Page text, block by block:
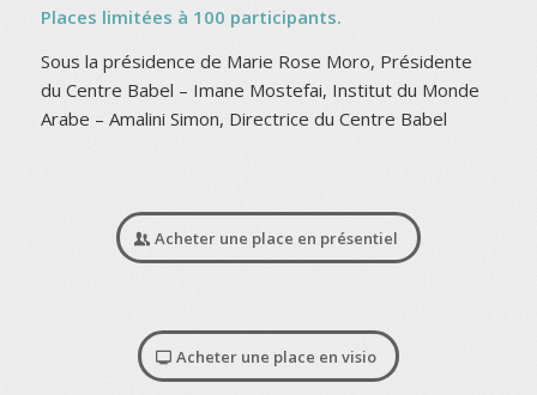
Places limitées à 100 participants.
Sous la présidence de Marie Rose Moro, Présidente
du Centre Babel – Imane Mostefai, Institut du Monde
Arabe – Amalini Simon, Directrice du Centre Babel
Acheter une place en présentiel
Acheter une place en visio